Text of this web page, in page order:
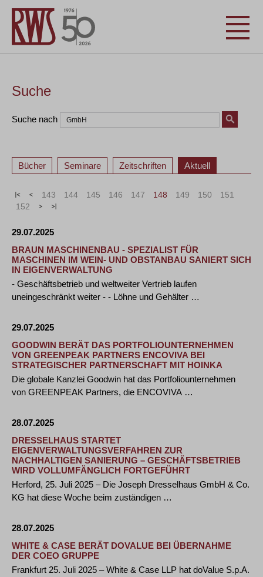
Suche
Suche nach
Bücher Seminare Zeitschriften Aktuell
« < 143 144 145 146 147 148 149 150
151
152
> »
29.07.2025
BRAUN MASCHINENBAU - SPEZIALIST FÜR
MASCHINEN IM WEIN- UND OBSTANBAU SANIERT SICH
IN EIGENVERWALTUNG
- Geschäftsbetrieb und weltweiter Vertrieb laufen
uneingeschränkt weiter - - Löhne und Gehälter …
29.07.2025
GOODWIN BERÄT DAS PORTFOLIOUNTERNEHMEN
VON GREENPEAK PARTNERS ENCOVIVA BEI
STRATEGISCHER PARTNERSCHAFT MIT HOINKA
Die globale Kanzlei Goodwin hat das Portfoliounternehmen
von GREENPEAK Partners, die ENCOVIVA …
28.07.2025
DRESSELHAUS STARTET
EIGENVERWALTUNGSVERFAHREN ZUR
NACHHALTIGEN SANIERUNG – GESCHÄFTSBETRIEB
WIRD VOLLUMFÄNGLICH FORTGEFÜHRT
Herford, 25. Juli 2025 – Die Joseph Dresselhaus GmbH & Co.
KG hat diese Woche beim zuständigen …
28.07.2025
WHITE & CASE BERÄT DOVALUE BEI ÜBERNAHME
DER COEO GRUPPE
Frankfurt 25. Juli 2025 – White & Case LLP hat doValue S.p.A.